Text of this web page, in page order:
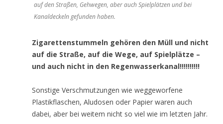
auf den Straßen, Gehwegen, aber auch Spielplätzen und bei
Kanaldeckeln gefunden haben.
Zigarettenstummeln gehören den Müll und nicht
auf die Straße, auf die Wege, auf Spielplätze –
und auch nicht in den Regenwasserkanal!!!!!!!!!!
Sonstige Verschmutzungen wie weggeworfene
Plastikflaschen, Aludosen oder Papier waren auch
dabei, aber bei weitem nicht so viel wie im letzten Jahr.